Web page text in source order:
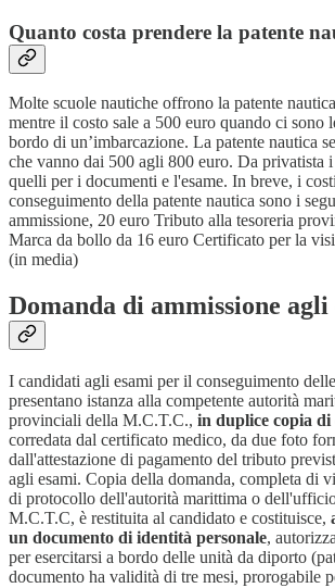
Quanto costa prendere la patente
Molte scuole nautiche offrono la patente
mentre il costo sale a 500 euro quando ci sono
bordo di un’imbarcazione. La patente nautica
che vanno dai 500 agli 800 euro. Da privatista
quelli per i documenti e l'esame. In breve, i
conseguimento della patente nautica sono i
ammissione, 20 euro Tributo alla tesoreria
Marca da bollo da 16 euro Certificato per la
(in media)
Domanda di ammissione agli
I candidati agli esami per il conseguimento
presentano istanza alla competente autorità
provinciali della M.C.T.C., in duplice copia
corredata dal certificato medico, da due foto
dall'attestazione di pagamento del tributo
agli esami. Copia della domanda, completa di
di protocollo dell'autorità marittima o
M.C.T.C, è restituita al candidato e costituisce,
un documento di identità personale,
per esercitarsi a bordo delle unità da diporto
documento ha validità di tre mesi, prorogabile